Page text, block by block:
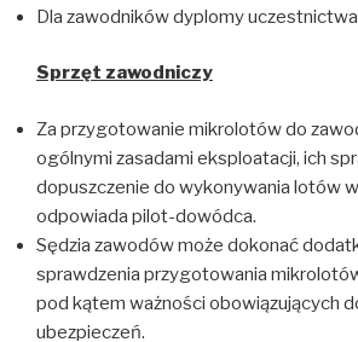
Dla zawodników dyplomy uczestnictwa
Sprzęt zawodniczy
Za przygotowanie mikrolotów do
ogólnymi zasadami eksploatacji, ich
dopuszczenie do wykonywania lotów
odpowiada pilot-dowódca.
Sędzia zawodów może dokonać
sprawdzenia przygotowania
pod kątem ważności obowiązujących
ubezpieczeń.